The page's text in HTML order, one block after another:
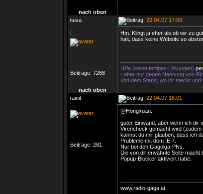
nach oben
nuva
22.04.07 17:59
|
Beiträge: 7268
Hm. Klingt ja eher als ob wir zu
halt, dass keine Website so
Hilfe (keine fertigen Lösungen)
- aber nur gegen Nennung von
und dem Stand, wo ihr steckt und
nach oben
rainit
22.04.07 18:01
Beiträge: 281
@Hongxuan:
guter Einwand. aber wenn ich dir
Virencheck gemacht wird (zudem
kannst du mir glauben, dass ich
Probleme mit dem IE 7.
Nur bei den Gagolga-PNs.
Die von dir erwähnte Seite macht
Popup-Blocker aktiviert habe.
www.radio-gaga.at